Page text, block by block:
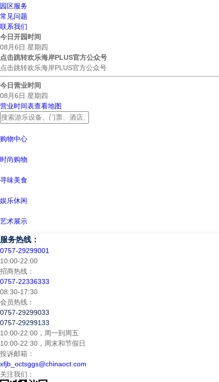
园区服务
常见问题
联系我们
今日开园时间
08月6日 星期四
点击跳转欢乐海岸PLUS官方公众号
点击跳转欢乐海岸PLUS官方公众号
今日营业时间
08月6日 星期四
营业时间表查看地图
购物中心
时尚购物
寻味美食
娱乐休闲
艺术展示
服务热线：
0757-29299001
10:00-22:00
招商热线：
0757-22336333
08:30-17:30
会员热线：
0757-29299033
0757-29299133
10:00-22:00，周一到周五
10:00-22:30，周末和节假日
投诉邮箱：
xfjb_octsggs@chinaoct.com
关注我们：